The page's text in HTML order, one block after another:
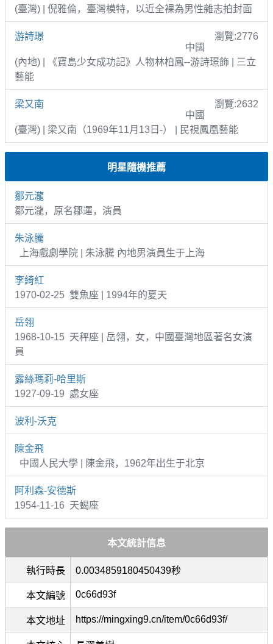
(臺灣) | 倪雅倫，臺灣模特，以近全裸為男性雜志拍封面
游詩璟
瀏覽:2776
中國
(內地) | 《寶島少女成功記》人物林柏鳳--游詩璟飾 | 三立
藝能
梁又南
瀏覽:2632
中國
(臺灣) | 梁又南（1969年11月13日-） | 民視鳳凰藝能
明星隨機推薦
鄒元瀧
鄒元瀧，原名鄒運，演員
朱泳騰
上海戲劇學院 | 朱泳騰 內地男演員生于上海
李綺紅
1970-02-25 雙魚座 | 1994年的夏天
岳翎
1968-10-15 天秤座 | 岳翎，女，中國臺灣地區著名女演
員
露絲瑪莉-哈里斯
1927-09-19 處女座
波利-沃克
陳金飛
中國人民大學 | 陳金飛，1962年出生于北京
阿利森-安德斯
1954-11-16 天蝎座
本文統計信息
執行時長 0.0034859180450439秒
本文編號 0c66d93f
本文地址 https://mingxing9.cn/item/0c66d93f/